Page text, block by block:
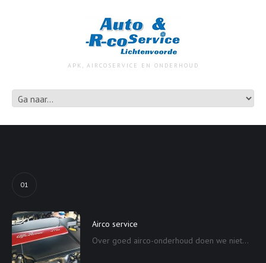
APK, AIRCOSERVICE EN ONDERHOUD
01
Airco service
Over goed airco-onderhoud doen we niet...